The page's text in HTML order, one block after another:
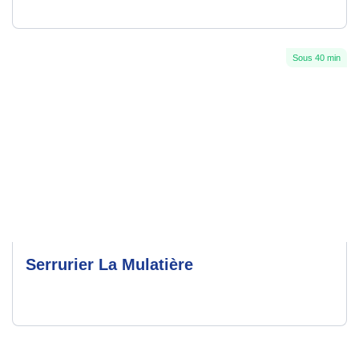
Sous 40 min
Serrurier La Mulatière